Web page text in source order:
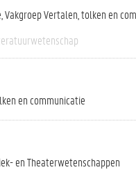
Vakgroep Vertalen, tolken en
en communicatie
en Theaterwetenschappen